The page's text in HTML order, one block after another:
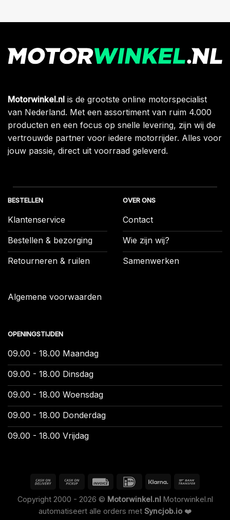
Motorwinkel.nl is de grootste online motorspecialist
van Nederland. Met een assortiment van ruim 4.000
producten en een focus op snelle levering, zijn wij de
vertrouwde partner voor iedere motorrijder. Alles voor
jouw passie, direct uit voorraad geleverd.
BESTELLEN
Klantenservice
Bestellen & bezorging
Retourneren & ruilen
Algemene voorwaarden
OVER ONS
Contact
Wie zijn wij?
Samenwerken
OPENINGSTIJDEN
09.00 - 18.00 Maandag
09.00 - 18.00 Dinsdag
09.00 - 18.00 Woensdag
09.00 - 18.00 Donderdag
09.00 - 18.00 Vrijdag
Copyright 2000 - 2026 © Motorwinkel.nl Motorwinkel.nl
automatiseert alle orders met Syncjob.io ❤️